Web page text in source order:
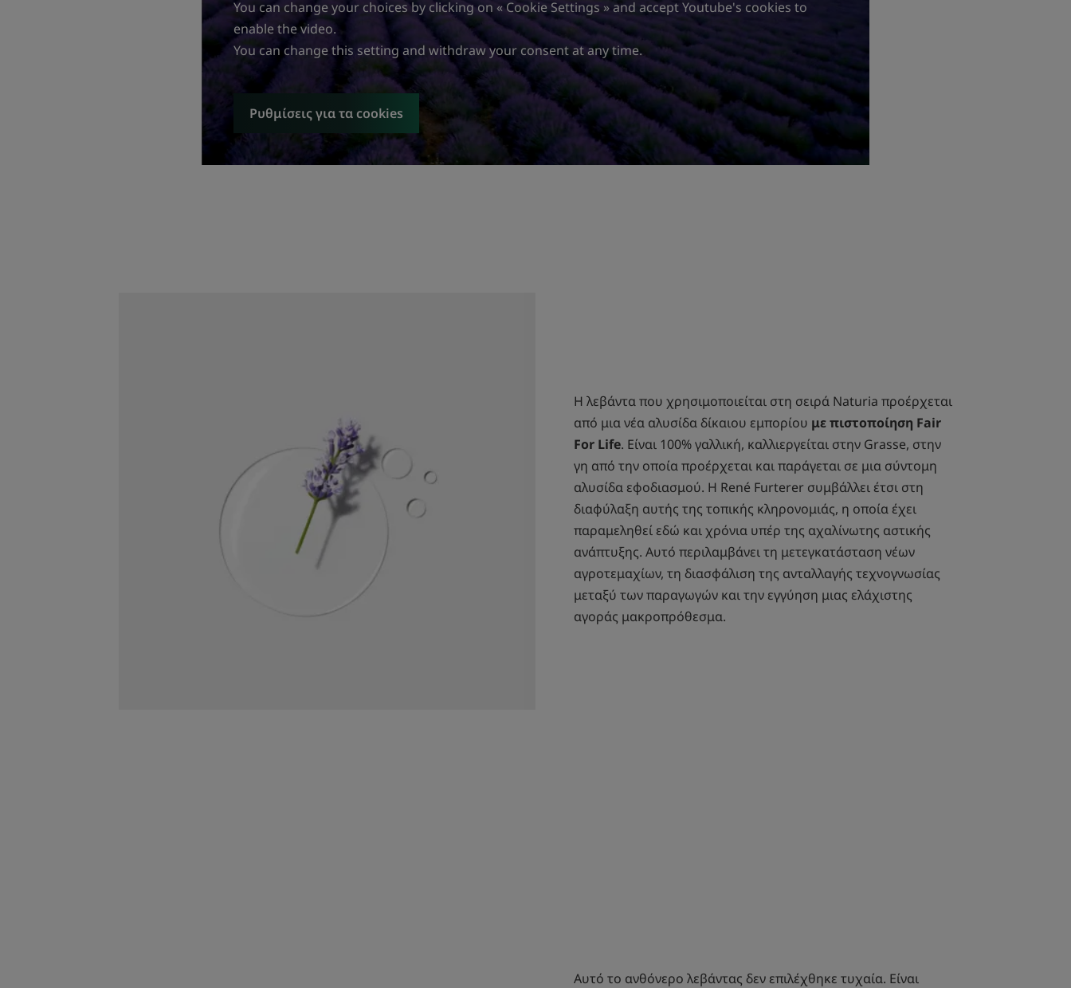
You can change your choices by clicking on « Cookie Settings » and accept Youtube's cookies to
enable the video.
You can change this setting and withdraw your consent at any time.
Ρυθμίσεις για τα cookies
Η λεβάντα που χρησιμοποιείται στη σειρά Naturia προέρχεται
από μια νέα αλυσίδα δίκαιου εμπορίου με πιστοποίηση Fair
For Life. Είναι 100% γαλλική, καλλιεργείται στην Grasse, στην
γη από την οποία προέρχεται και παράγεται σε μια σύντομη
αλυσίδα εφοδιασμού. Η René Furterer συμβάλλει έτσι στη
διαφύλαξη αυτής της τοπικής κληρονομιάς, η οποία έχει
παραμεληθεί εδώ και χρόνια υπέρ της αχαλίνωτης αστικής
ανάπτυξης. Αυτό περιλαμβάνει τη μετεγκατάσταση νέων
αγροτεμαχίων, τη διασφάλιση της ανταλλαγής τεχνογνωσίας
μεταξύ των παραγωγών και την εγγύηση μιας ελάχιστης
αγοράς μακροπρόθεσμα.
Αυτό το ανθόνερο λεβάντας δεν επιλέχθηκε τυχαία. Είναι